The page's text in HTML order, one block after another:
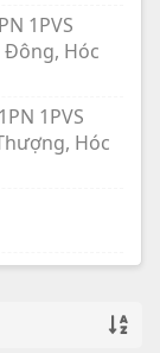
1PVS
Đông, Hóc
1PVS
Hóc